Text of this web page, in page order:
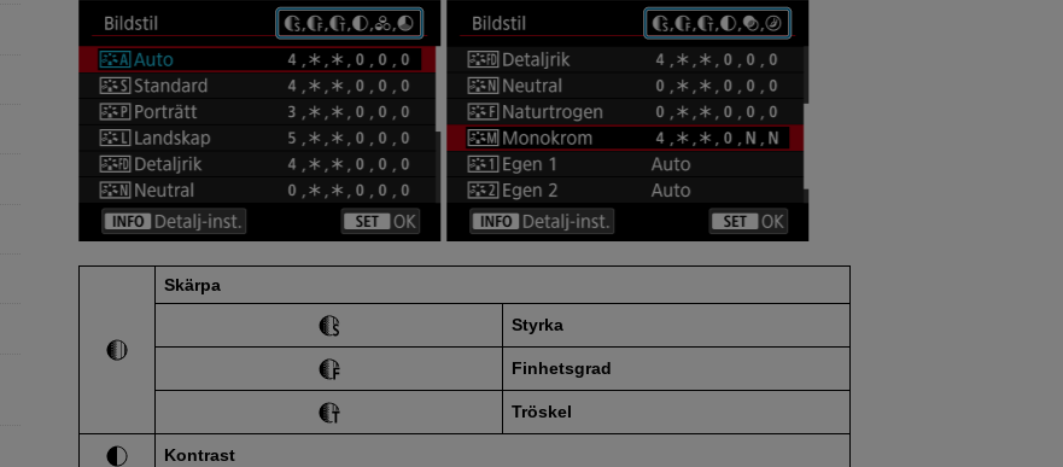
Skärpa
Styrka
Finhetsgrad
Tröskel
Kontrast